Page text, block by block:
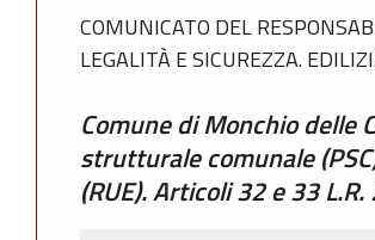
COMUNICATO DEL
LEGALITÀ E SICUREZZA.
Comune di Monchio delle
strutturale comunale
(RUE). Articoli 32 e 33